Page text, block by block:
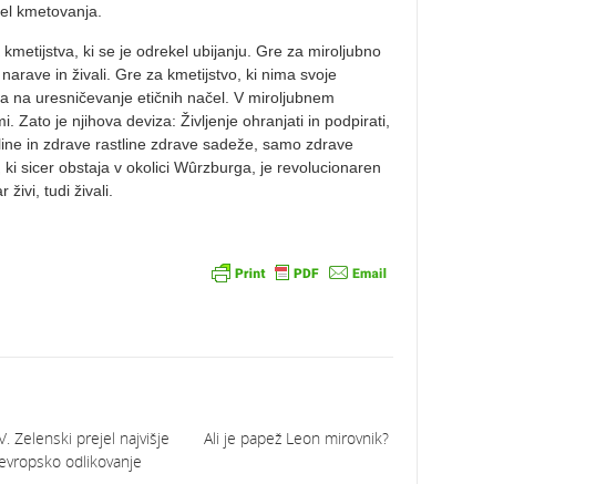
kmetovanja.
ki se je odrekel ubijanju. Gre za mi­roljubno
in živali. Gre za kmetijstvo, ki nima svoje
na uresničevanje etičnih načel. V miroljub­nem
Zato je njihova deviza: Življenje ohranjati in podpirati,
in zdrave rastline zdrave sadeže, samo zdrave
sicer obstaja v okolici Wûrzburga, je revolucionaren
živi, tudi živali.
Zelenski prejel najvišje
odlikovanje
Ali je papež Leon mirovnik?